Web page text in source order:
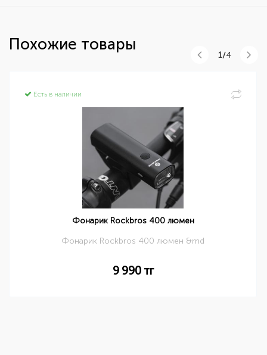
Похожие товары
Есть в наличии
Фонарик Rockbros 400 люмен
Фонарик Rockbros 400 люмен &md
9 990тг
1/4